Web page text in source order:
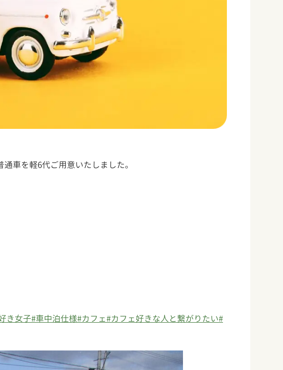
車を軽6代ご用意いたしました。
き女子#車中泊仕様#カフェ#カフェ好きな人と繋がりたい#